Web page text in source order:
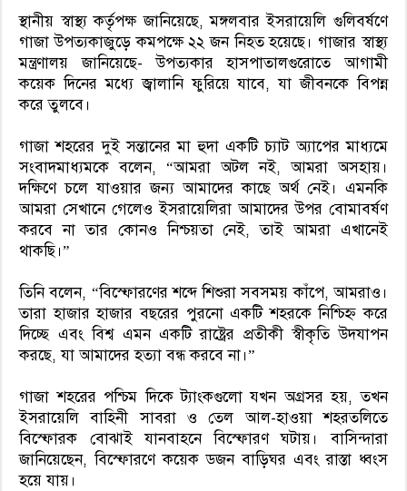
স্থানীয় স্বাস্থ্য কর্তৃপক্ষ জানিয়েছে, মঙ্গলবার ইসরায়েলি গুলিবর্ষণে
গাজা উপত্যকাজুড়ে কমপক্ষে ২২ জন নিহত হয়েছে। গাজার স্বাস্থ্য
মন্ত্রণালয় জানিয়েছে- উপত্যকার হাসপাতালগুরোতে আগামী
কয়েক দিনের মধ্যে জ্বালানি ফুরিয়ে যাবে, যা জীবনকে বিপন্ন
করে তুলবে।
গাজা শহরের দুই সন্তানের মা হুদা একটি চ্যাট অ্যাপের মাধ্যমে
সংবাদমাধ্যমকে বলেন, “আমরা অটল নই, আমরা অসহায়।
দক্ষিণে চলে যাওয়ার জন্য আমাদের কাছে অর্থ নেই। এমনকি
আমরা সেখানে গেলেও ইসরায়েলিরা আমাদের উপর বোমাবর্ষণ
করবে না তার কোনও নিশ্চয়তা নেই, তাই আমরা এখানেই
থাকছি।”
তিনি বলেন, “বিস্ফোরণের শব্দে শিশুরা সবসময় কাঁপে, আমরাও।
তারা হাজার হাজার বছরের পুরনো একটি শহরকে নিশ্চিহ্ন করে
দিচ্ছে এবং বিশ্ব এমন একটি রাষ্ট্রের প্রতীকী স্বীকৃতি উদযাপন
করছে, যা আমাদের হত্যা বন্ধ করবে না।”
গাজা শহরের পশ্চিম দিকে ট্যাংকগুলো যখন অগ্রসর হয়, তখন
ইসরায়েলি বাহিনী সাবরা ও তেল আল-হাওয়া শহরতলিতে
বিস্ফোরক বোঝাই যানবাহনে বিস্ফোরণ ঘটায়। বাসিন্দারা
জানিয়েছেন, বিস্ফোরণে কয়েক ডজন বাড়িঘর এবং রাস্তা ধ্বংস
হয়ে যায়।